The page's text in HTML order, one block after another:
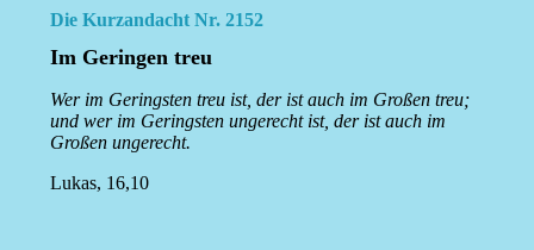
Die Kurzandacht Nr. 2152
Im Geringen treu
Wer im Geringsten treu ist, der ist auch im Großen treu;
und wer im Geringsten ungerecht ist, der ist auch im
Großen ungerecht.
Lukas, 16,10